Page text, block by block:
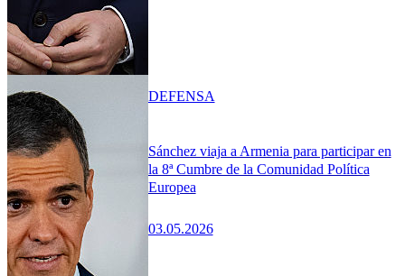
Sánchez viaja a Armenia para participar en
la 8ª Cumbre de la Comunidad Política
Europea
03.05.2026
DEFENSA